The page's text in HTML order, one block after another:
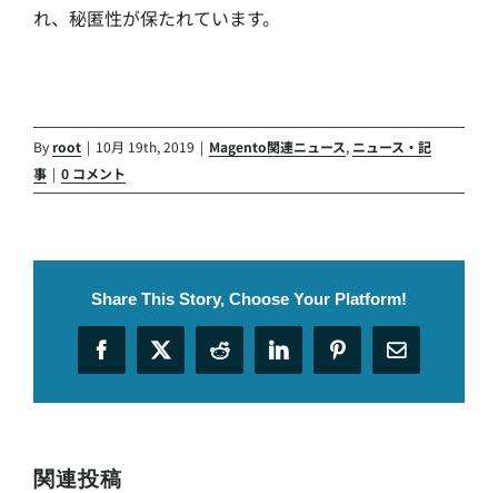
れ、秘匿性が保たれています。
By root | 10月 19th, 2019 | Magento関連ニュース, ニュース・記
事 | 0 コメント
Share This Story, Choose Your Platform!
Facebook
X Reddit LinkedInPinterest
電
子
関連投稿